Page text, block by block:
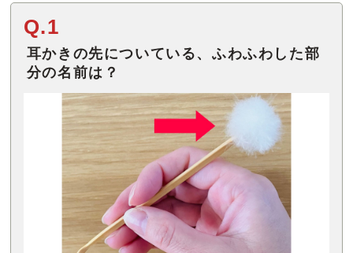
Q.1
耳かきの先についている、ふわふわした部
分の名前は？